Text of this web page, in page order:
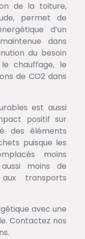
de la toiture,
permet de
d’un
dans
du besoin
chauffage, le
de CO2 dans
est aussi
positif sur
des éléments
puisque les
moins
moins de
transports
avec une
Contactez nos